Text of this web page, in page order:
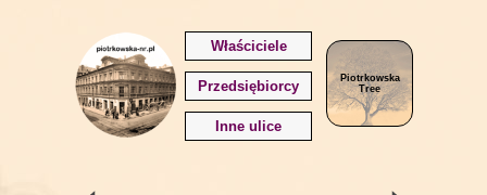
Piotrkowska
Tree
Właściciele
Przedsiębiorcy
Inne ulice